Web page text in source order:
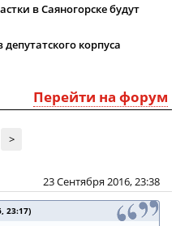
в Саяногорске будут
корпуса
Перейти на форум
>
23 Сентября 2016, 23:38
23:17)